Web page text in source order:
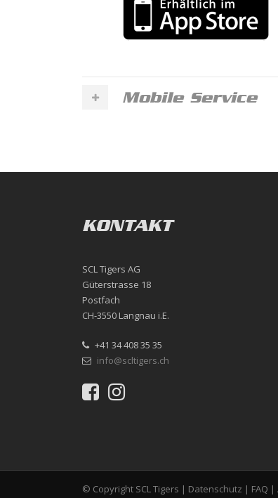
Mobile Service
KONTAKT
SCL Tigers AG
Güterstrasse 18
Postfach
CH-3550 Langnau i.E.
+41 34 408 35 35
info@scltigers.ch
© Copyright SCL Tigers | Datenschutz | FAQ |